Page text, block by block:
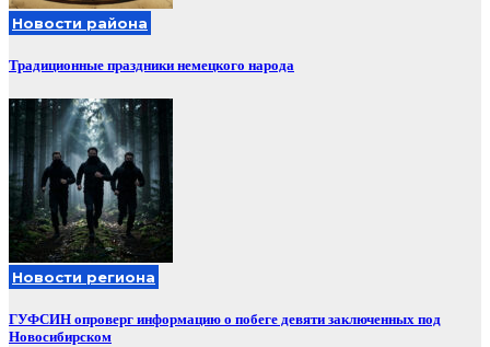
Новости района
Традиционные праздники немецкого народа
Новости региона
ГУФСИН опроверг информацию о побеге девяти заключенных под
Новосибирском